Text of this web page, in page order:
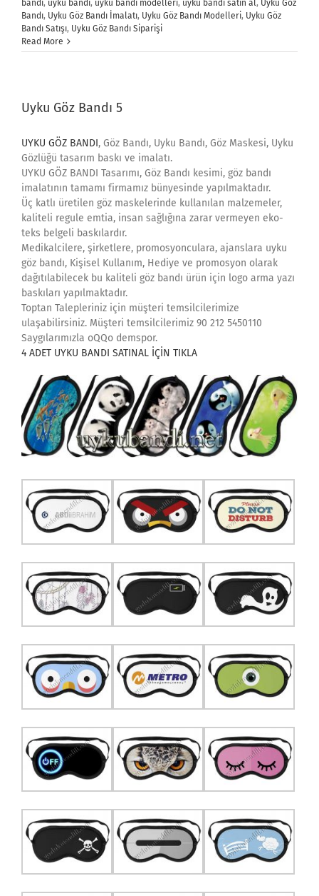
bandı, uyku bandı, uyku bandı modelleri, uyku bandı satın al , Uyku Göz
Bandı, Uyku Göz Bandı İmalatı, Uyku Göz Bandı Modelleri, Uyku Göz
Bandı Satışı, Uyku Göz Bandı Siparişi
Read More
Uyku Göz Bandı 5
UYKU GÖZ BANDI, Göz Bandı, Uyku Bandı, Göz Maskesi, Uyku
Gözlüğü tasarım baskı ve imalatı.
UYKU GÖZ BANDI Tasarımı, Göz Bandı kesimi, göz bandı
imalatının tamamı firmamız bünyesinde yapılmaktadır.
Üç katlı üretilen göz maskelerinde kullanılan malzemeler,
kaliteli regule emtia, insan sağlığına zarar vermeyen eko-
teks belgeli baskılardır.
Medikalcilere, şirketlere, promosyonculara, ajanslara uyku
göz bandı, Kişisel Kullanım, Hediye ve promosyon olarak
dağıtılabilecek bu kaliteli göz bandı ürün için logo arma yazı
baskıları yapılmaktadır.
Toptan Talepleriniz için müşteri temsilcilerimize
ulaşabilirsiniz. Müşteri temsilcilerimiz 90 212 5450110
Saygılarımızla oQQo demspor.
4 ADET UYKU BANDI SATINAL İÇİN TIKLA